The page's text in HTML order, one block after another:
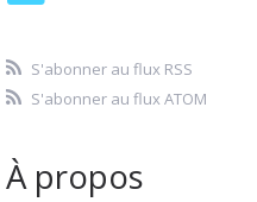
S'abonner au flux RSS
S'abonner au flux ATOM
À propos